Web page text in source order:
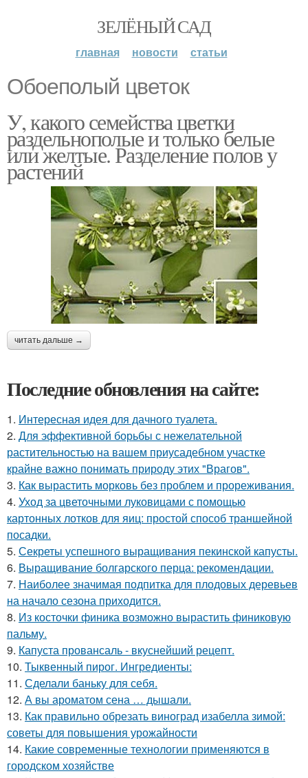
ЗЕЛЁНЫЙ САД
главная новости статьи
Обоеполый цветок
У, какого семейства цветки
раздельнополые и только белые
или желтые. Разделение полов у
растений
читать дальше →
Последние обновления на сайте:
1. Интересная идея для дачного туалета.
2. Для эффективной борьбы с нежелательной
растительностью на вашем приусадебном участке
крайне важно понимать природу этих "Врагов".
3. Как вырастить морковь без проблем и прореживания.
4. Уход за цветочными луковицами с помощью
картонных лотков для яиц: простой способ траншейной
посадки.
5. Секреты успешного выращивания пекинской капусты.
6. Выращивание болгарского перца: рекомендации.
7. Наиболее значимая подпитка для плодовых деревьев
на начало сезона приходится.
8. Из косточки финика возможно вырастить финиковую
пальму.
9. Капуста провансаль - вкуснейший рецепт.
10. Тыквенный пирог. Ингредиенты:
11. Сделали баньку для себя.
12. А вы ароматом сена … дышали.
13. Как правильно обрезать виноград изабелла зимой:
советы для повышения урожайности
14. Какие современные технологии применяются в
городском хозяйстве